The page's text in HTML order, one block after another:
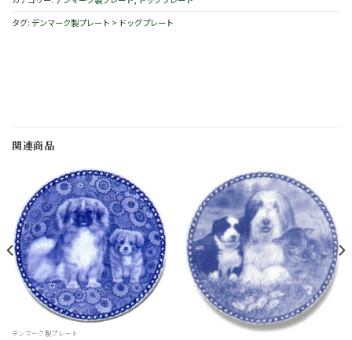
タグ: デンマーク製プレート > ドッグプレート
関連商品
お
気
に
入
り
デンマーク製プレート
お
気
に
入
り